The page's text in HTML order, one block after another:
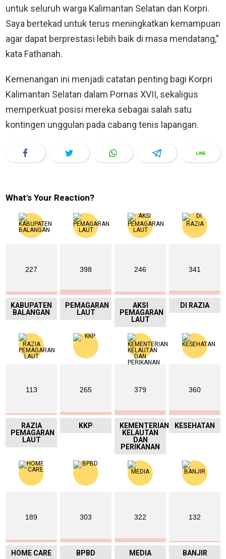
untuk seluruh warga Kalimantan Selatan dan Korpri.
Saya bertekad untuk terus meningkatkan kemampuan
agar dapat berprestasi lebih baik di masa mendatang,”
kata Fathanah.
Kemenangan ini menjadi catatan penting bagi Korpri
Kalimantan Selatan dalam Pornas XVII, sekaligus
memperkuat posisi mereka sebagai salah satu
kontingen unggulan pada cabang tenis lapangan.
What's Your Reaction?
227
KABUPATEN
BALANGAN
398
PEMAGARAN
LAUT
246
AKSI
PEMAGARAN
LAUT
341
DI RAZIA
113
RAZIA
PEMAGARAN
LAUT
265
KKP
379
KEMENTERIAN
KELAUTAN
DAN
PERIKANAN
360
KESEHATAN
189
HOME CARE
303
BPBD
322
MEDIA
132
BANJIR